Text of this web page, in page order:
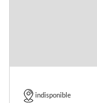
indisponible